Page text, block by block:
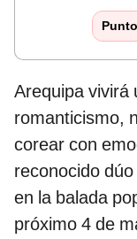
Arequipa vivirá
romanticismo,
corear con
reconocido
en la balada
próximo 4 de